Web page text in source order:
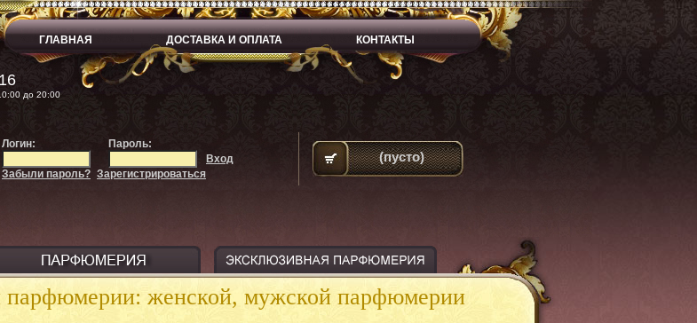
парфюмерии: женской, мужской парфюмерии
ГЛАВНАЯ ДОСТАВКА И ОПЛАТА КОНТАКТЫ
до 20:00
Логин:
Пароль:
Вход
Забыли пароль? Зарегистрироваться
(пусто)